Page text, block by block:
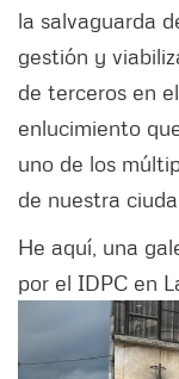
la salvaguarda
gestión y
de terceros en
enlucimiento
uno de los
de nuestra
He aquí, una
por el IDPC en
Siguiente